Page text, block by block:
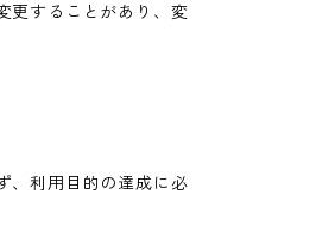
更することがあり、変
、利用目的の達成に必